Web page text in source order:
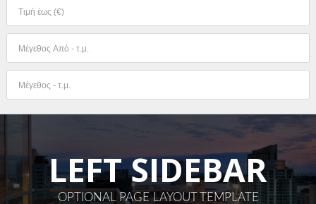
LEFT SIDEBAR
OPTIONAL PAGE LAYOUT TEMPLATE